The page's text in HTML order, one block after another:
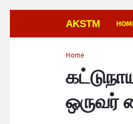
AKSTM
Home
ஒருவர்